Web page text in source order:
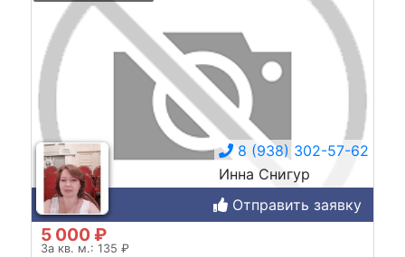
8 (938) 302-57-62
Инна Снигур
Отправить заявку
5 000 ₽
За кв. м.: 135 ₽